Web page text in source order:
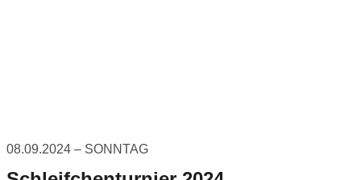
08.09.2024 – SONNTAG